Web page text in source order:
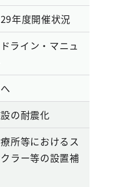
年度開催状況
ライン・マニュ
の耐震化
所等におけるス
ラー等の設置補